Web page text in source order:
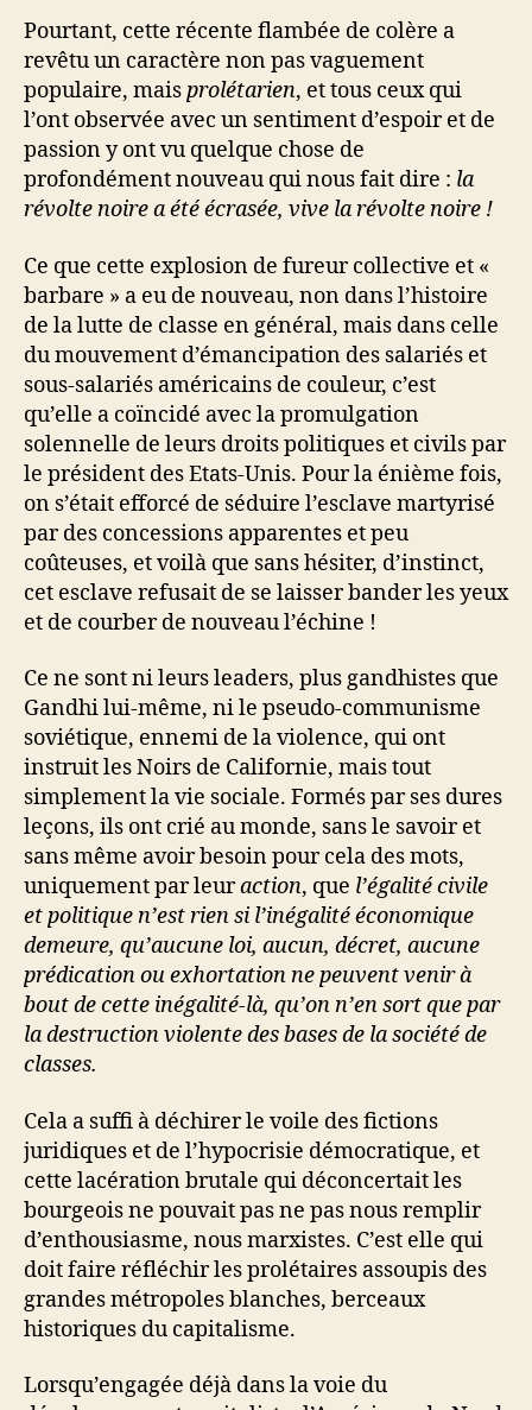
Pourtant, cette récente flambée de colère a
revêtu un caractère non pas vaguement
populaire, maisprolétarien, et tous ceux qui
l’ont observée avec un sentiment d’espoir et de
passion y ont vu quelque chose de
profondément nouveau qui nous fait dire : la
révolte noire a été écrasée, vive la révolte noire !
Ce que cette explosion de fureur collective et «
barbare » a eu de nouveau, non dans l’histoire
de la lutte de classe en général, mais dans celle
du mouvement d’émancipation des salariés et
sous-salariés américains de couleur, c’est
qu’elle a coïncidé avec la promulgation
solennelle de leurs droits politiques et civils par
le président des Etats-Unis. Pour la énième fois,
on s’était efforcé de séduire l’esclave martyrisé
par des concessions apparentes et peu
coûteuses, et voilà que sans hésiter, d’instinct,
cet esclave refusait de se laisser bander les yeux
et de courber de nouveau l’échine !
Ce ne sont ni leurs leaders, plus gandhistes que
Gandhi lui-même, ni le pseudo-communisme
soviétique, ennemi de la violence, qui ont
instruit les Noirs de Californie, mais tout
simplement la vie sociale. Formés par ses dures
leçons, ils ont crié au monde, sans le savoir et
sans même avoir besoin pour cela des mots,
uniquement par leuraction, que l’égalité civile
et politique n’est rien si l’inégalité économique
demeure, qu’aucune loi, aucun, décret, aucune
prédication ou exhortation ne peuvent venir à
bout de cette inégalité-là, qu’on n’en sort que par
la destruction violente des bases de la société de
classes.
Cela a suffi à déchirer le voile des fictions
juridiques et de l’hypocrisie démocratique, et
cette lacération brutale qui déconcertait les
bourgeois ne pouvait pas ne pas nous remplir
d’enthousiasme, nous marxistes. C’est elle qui
doit faire réfléchir les prolétaires assoupis des
grandes métropoles blanches, berceaux
historiques du capitalisme.
Lorsqu’engagée déjà dans la voie du